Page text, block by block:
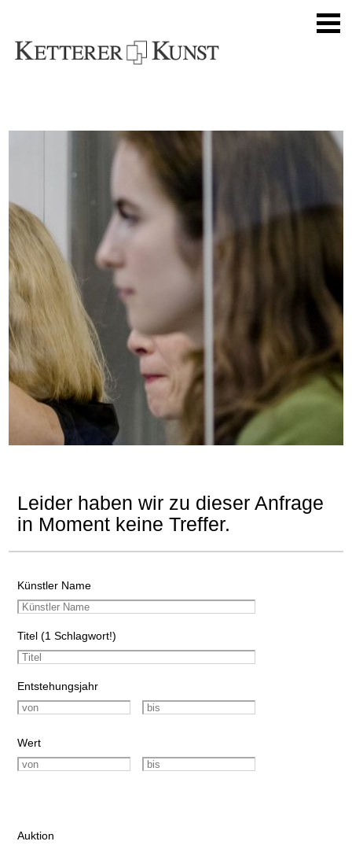
Leider haben wir zu dieser Anfrage
in Moment keine Treffer.
Künstler Name
Titel (1 Schlagwort!)
Entstehungsjahr
Wert
Auktion